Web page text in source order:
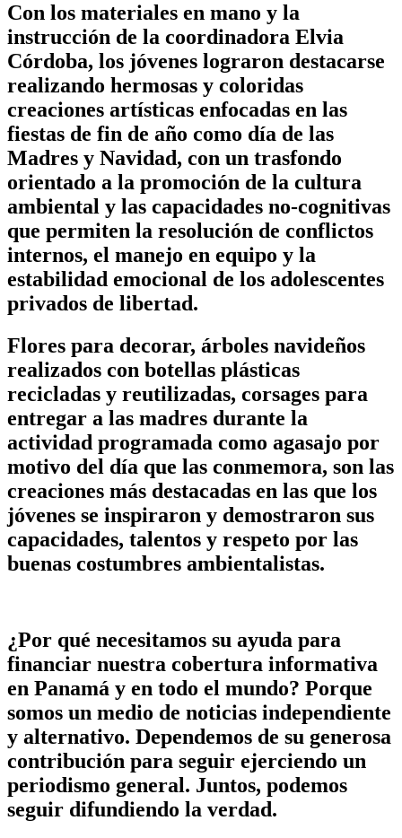
Con los materiales en mano y la
instrucción de la coordinadora Elvia
Córdoba, los jóvenes lograron destacarse
realizando hermosas y coloridas
creaciones artísticas enfocadas en las
fiestas de fin de año como día de las
Madres y Navidad, con un trasfondo
orientado a la promoción de la cultura
ambiental y las capacidades no-cognitivas
que permiten la resolución de conflictos
internos, el manejo en equipo y la
estabilidad emocional de los adolescentes
privados de libertad.
Flores para decorar, árboles navideños
realizados con botellas plásticas
recicladas y reutilizadas, corsages para
entregar a las madres durante la
actividad programada como agasajo por
motivo del día que las conmemora, son las
creaciones más destacadas en las que los
jóvenes se inspiraron y demostraron sus
capacidades, talentos y respeto por las
buenas costumbres ambientalistas.
¿Por qué necesitamos su ayuda para
financiar nuestra cobertura informativa
en Panamá y en todo el mundo? Porque
somos un medio de noticias independiente
y alternativo. Dependemos de su generosa
contribución para seguir ejerciendo un
periodismo general. Juntos, podemos
seguir difundiendo la verdad.